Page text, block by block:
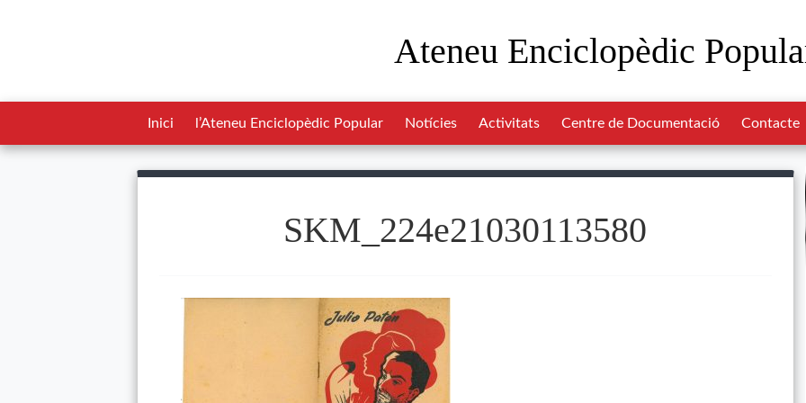
Ateneu Enciclopèdic
Inici l’Ateneu Enciclopèdic Popular Notícies Activitats Centre de Documentació Contacte
SKM_224e21030113580